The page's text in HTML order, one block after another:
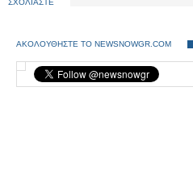
ΣΧΟΛΙΑΣΤΕ
ΑΚΟΛΟΥΘΗΣΤΕ ΤΟ NEWSNOWGR.COM